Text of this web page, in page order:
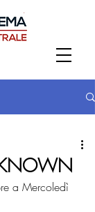
a Mercoledì